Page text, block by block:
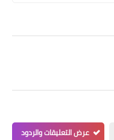
عرض التعليقات والردود